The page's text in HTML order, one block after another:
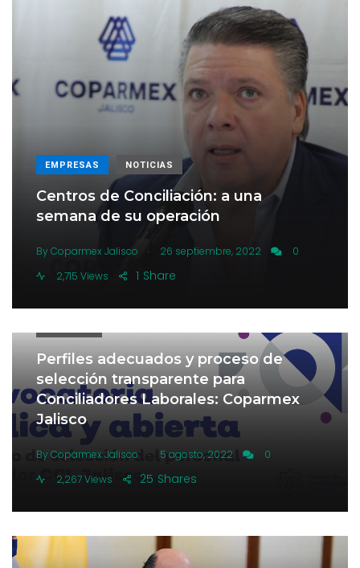
EMPRESAS NOTICIAS
Centros de Conciliación: a una
semana de su operación
By Coparmex Jalisco . 26 septiembre, 2022
0
2,715 Views
Share
1
Perfiles adecuados y proceso de
selección transparente para
Conciliadores Laborales: Coparmex
Jalisco
ByCoparmex Jalisco . 5 agosto, 2022
0
2,267 Views
Shares
25